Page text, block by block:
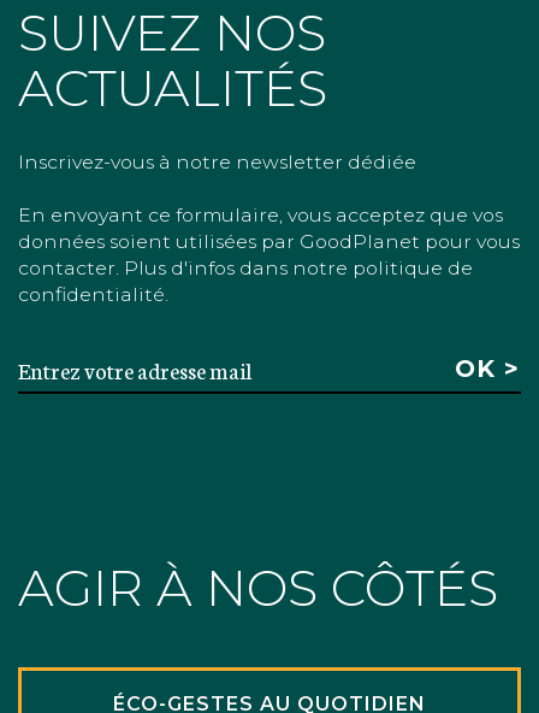
SUIVEZ NOS
ACTUALITÉS
Inscrivez-vous à notre newsletter dédiée
En envoyant ce formulaire, vous acceptez que vos
données soient utilisées par GoodPlanet pour vous
contacter. Plus d'infos dans notre politique de
confidentialité.
AGIR À NOS CÔTÉS
ÉCO-GESTES AU QUOTIDIEN